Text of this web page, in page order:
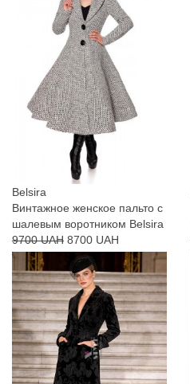
Belsira
Винтажное женское пальто с
шалевым воротником Belsira
9700 UAH 8700 UAH